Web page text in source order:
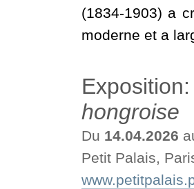
(1834-1903) a
moderne et a
hongroise
Du 14.04.2026
Petit Palais,